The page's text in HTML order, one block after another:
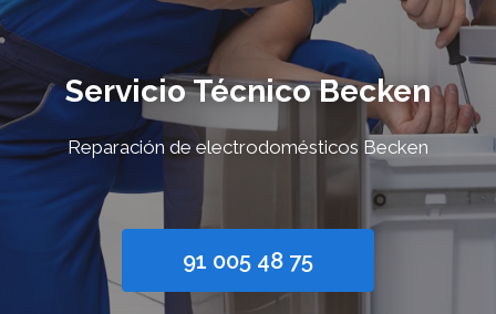
Servicio Técnico Becken
Reparación de electrodomésticos Becken
91 005 48 75